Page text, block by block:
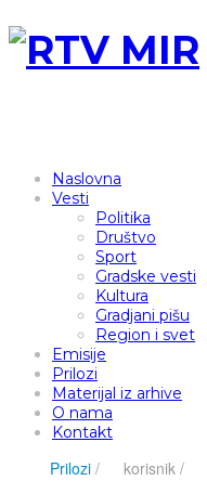
Naslovna
Vesti
Politika
Društvo
Sport
Gradske vesti
Kultura
Gradjani pišu
Region i svet
Emisije
Prilozi
Materijal iz arhive
O nama
Kontakt
Prilozi / korisnik /